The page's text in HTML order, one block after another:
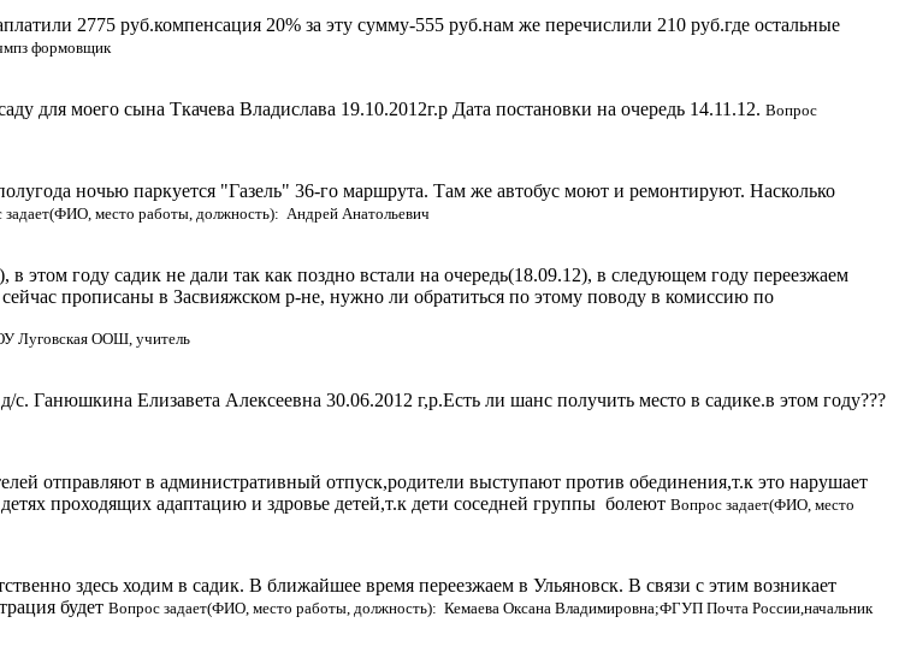
2775 руб.компенсация 20% за эту сумму-555 руб.нам же перечислили 210 руб.где остальные
формовщик
для моего сына Ткачева Владислава 19.10.2012г.р Дата постановки на очередь 14.11.12. Вопрос
ночью паркуется "Газель" 36-го маршрута. Там же автобус моют и ремонтируют. Насколько
задает(ФИО, место работы, должность): Андрей Анатольевич
этом году садик не дали так как поздно встали на очередь(18.09.12), в следующем году переезжаем
прописаны в Засвияжском р-не, нужно ли обратиться по этому поводу в комиссию по
Луговская ООШ, учитель
Ганюшкина Елизавета Алексеевна 30.06.2012 г,р.Есть ли шанс получить место в садике.в этом году???
отправляют в административный отпуск,родители выступают против обединения,т.к это нарушает
проходящих адаптацию и здровье детей,т.к дети соседней группы болеют Вопрос задает(ФИО, место
здесь ходим в садик. В ближайшее время переезжаем в Ульяновск. В связи с этим возникает
будет Вопрос задает(ФИО, место работы, должность): Кемаева Оксана Владимировна;ФГУП Почта России,начальник